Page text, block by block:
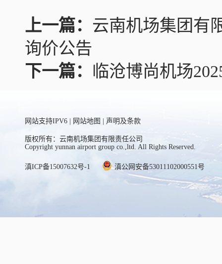
上一篇： 云南机场集团有
询价公告
下一篇： 临沧博尚机场
网站支持IPV6 | 网站地图 声明及条款
版权所有：云南机场集团有限责任公司
Copyright yunnan airport group co.,ltd. All Rights Reserved.
滇ICP备15007632号-1 滇公网安备53011102000551号